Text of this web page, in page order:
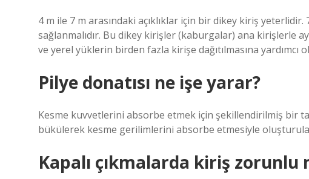
4 m ile 7 m arasındaki açıklıklar için bir dikey kiriş
sağlanmalıdır. Bu dikey kirişler (kaburgalar) ana kirişlerle
ve yerel yüklerin birden fazla kirişe dağıtılmasına yardımcı
Pilye donatısı ne işe yarar?
Kesme kuvvetlerini absorbe etmek için şekillendirilmiş bir
bükülerek kesme gerilimlerini absorbe etmesiyle
Kapalı çıkmalarda kiriş zorunlu